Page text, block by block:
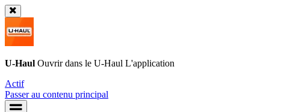
U-Haul Ouvrir dans le U-Haul L'application
Actif
Passer au contenu principal